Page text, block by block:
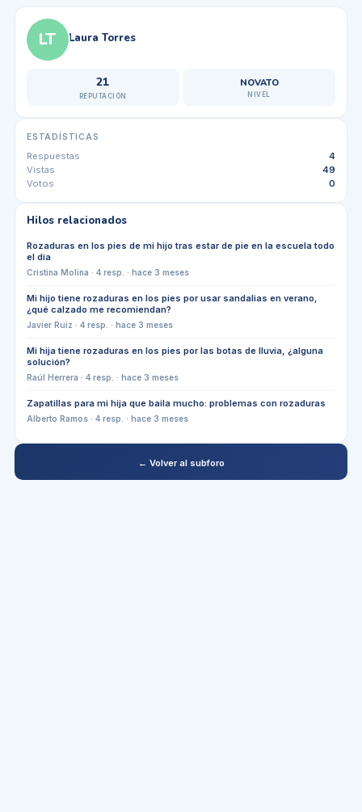
LT Laura Torres
21
REPUTACIÓN
NOVATO
NIVEL
ESTADÍSTICAS
Respuestas
4
Vistas
49
Votos
0
Hilos relacionados
Rozaduras en los pies de mi hijo tras estar de pie en la escuela todo
el día
Cristina Molina · 4resp. · hace 3 meses
Mi hijo tiene rozaduras en los pies por usar sandalias en verano,
¿qué calzado me recomiendan?
Javier Ruiz · 4resp. · hace 3 meses
Mi hija tiene rozaduras en los pies por las botas de lluvia, ¿alguna
solución?
Raúl Herrera · 4resp. · hace 3 meses
Zapatillas para mi hija que baila mucho: problemas con rozaduras
Alberto Ramos· 4resp. · hace 3 meses
← Volver al subforo